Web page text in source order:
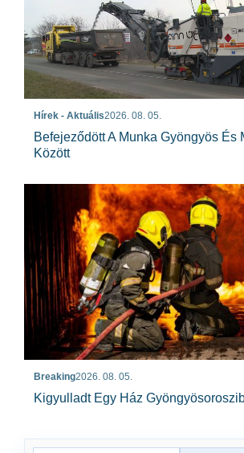
Hírek - Aktuális2026. 08. 05.
Befejeződött A Munka Gyöngyös És
Között
Breaking2026. 08. 05.
Kigyulladt Egy Ház